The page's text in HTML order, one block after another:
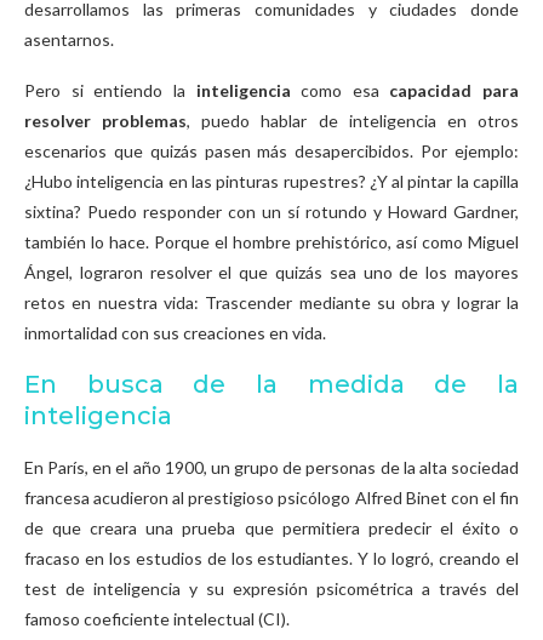
desarrollamos las primeras comunidades y ciudades donde
asentarnos.
Pero si entiendo la inteligencia como esa capacidad para
resolver problemas, puedo hablar de inteligencia en otros
escenarios que quizás pasen más desapercibidos. Por ejemplo:
¿Hubo inteligencia en las pinturas rupestres? ¿Y al pintar la capilla
sixtina? Puedo responder con un sí rotundo y Howard Gardner,
también lo hace. Porque el hombre prehistórico, así como Miguel
Ángel, lograron resolver el que quizás sea uno de los mayores
retos en nuestra vida: Trascender mediante su obra y lograr la
inmortalidad con sus creaciones en vida.
En busca de la medida de la
inteligencia
En París, en el año 1900, un grupo de personas de la alta sociedad
francesa acudieron al prestigioso psicólogo Alfred Binet con el fin
de que creara una prueba que permitiera predecir el éxito o
fracaso en los estudios de los estudiantes. Y lo logró, creando el
test de inteligencia y su expresión psicométrica a través del
famoso coeficiente intelectual (CI).